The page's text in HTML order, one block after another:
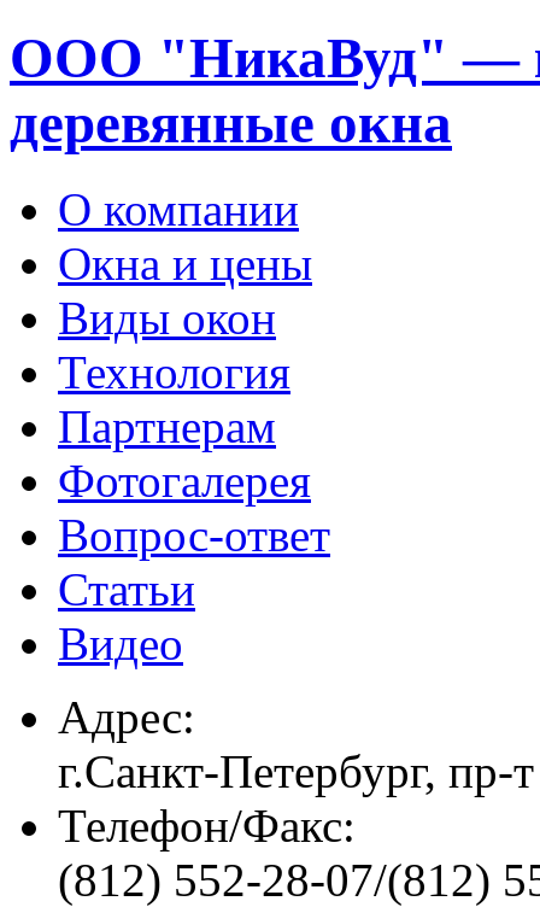
ООО "НикаВуд" —
деревянные окна
О компании
Окна и цены
Виды окон
Технология
Партнерам
Фотогалерея
Вопрос-ответ
Статьи
Видео
Адрес:
г.Санкт-Петербург, пр-
Телефон/Факс:
(812) 552-28-07/(812)